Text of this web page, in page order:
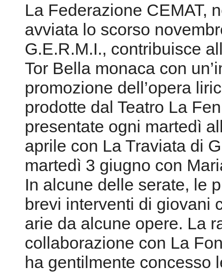
La Federazione CEMAT,
avviata lo scorso
G.E.R.M.I., contribuisce
Tor Bella monaca con
promozione dell’opera
prodotte dal Teatro La
presentate ogni martedì
aprile con La Traviata di
martedì 3 giugno con
In alcune delle serate, le
brevi interventi di giovani
arie da alcune opere. La
collaborazione con La
ha gentilmente concesso